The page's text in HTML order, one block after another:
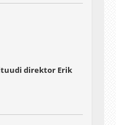
direktor Erik